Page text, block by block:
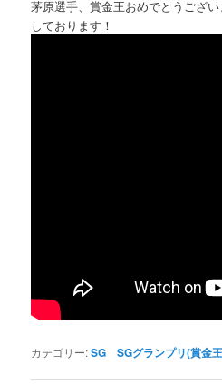
茅原選手、賞金王おめでとうござ
しております！
カテゴリー:SG SGグランプリ(賞金